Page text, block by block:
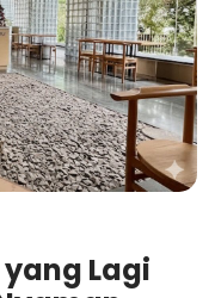
Lagi